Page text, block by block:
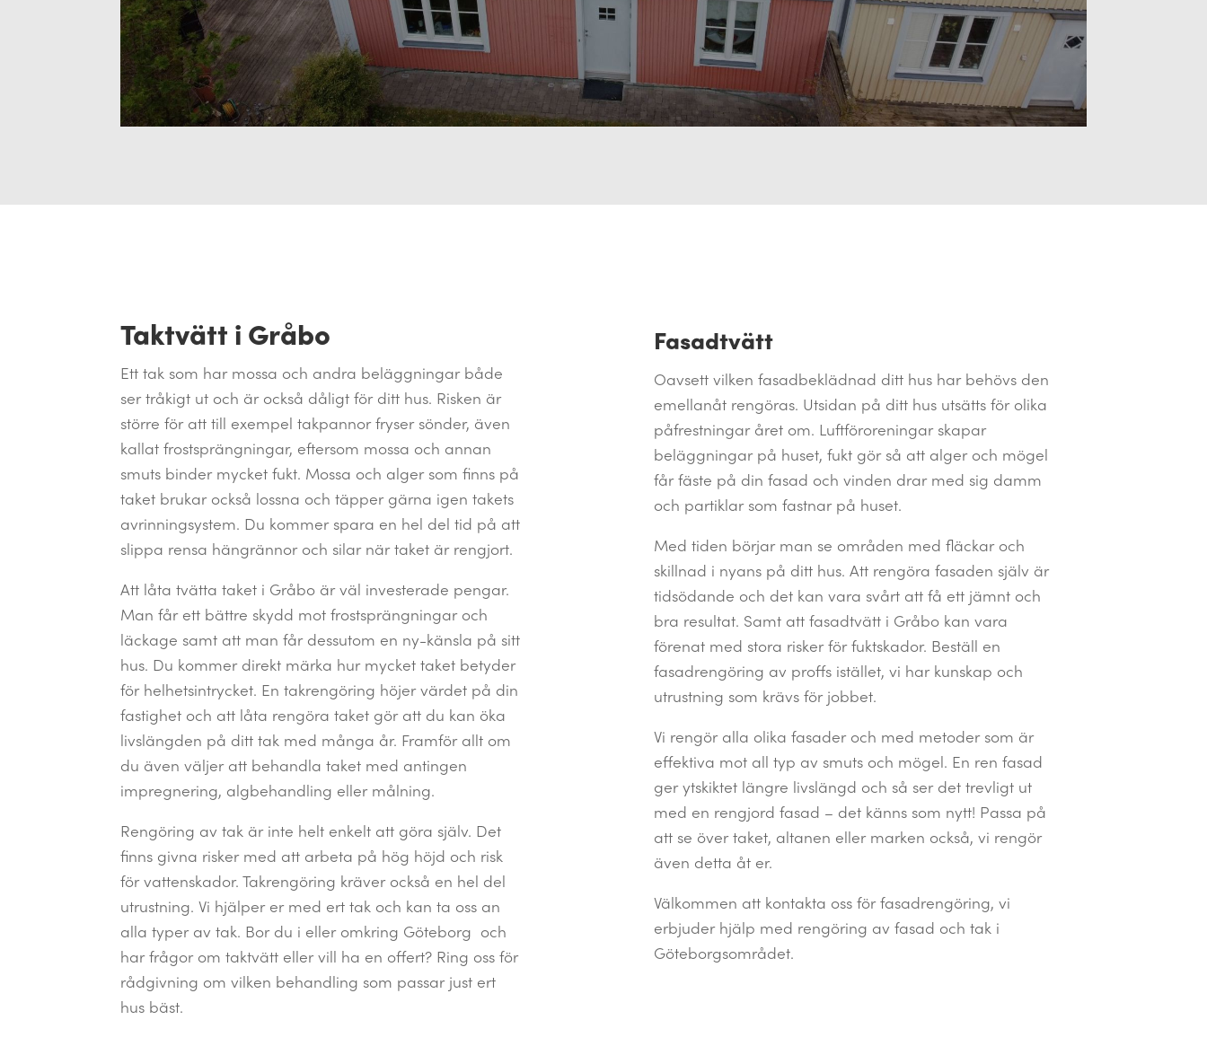
Taktvätt i Gråbo
Ett tak som har mossa och andra beläggningar både
ser tråkigt ut och är också dåligt för ditt hus. Risken är
större för att till exempel takpannor fryser sönder, även
kallat frostsprängningar, eftersom mossa och annan
smuts binder mycket fukt. Mossa och alger som finns på
taket brukar också lossna och täpper gärna igen takets
avrinningsystem. Du kommer spara en hel del tid på att
slippa rensa hängrännor och silar när taket är rengjort.
Att låta tvätta taket i Gråbo är väl investerade pengar.
Man får ett bättre skydd mot frostsprängningar och
läckage samt att man får dessutom en ny-känsla på sitt
hus. Du kommer direkt märka hur mycket taket betyder
för helhetsintrycket. En takrengöring höjer värdet på din
fastighet och att låta rengöra taket gör att du kan öka
livslängden på ditt tak med många år. Framför allt om
du även väljer att behandla taket med antingen
impregnering, algbehandling eller målning.
Rengöring av tak är inte helt enkelt att göra själv. Det
finns givna risker med att arbeta på hög höjd och risk
för vattenskador. Takrengöring kräver också en hel del
utrustning. Vi hjälper er med ert tak och kan ta oss an
alla typer av tak. Bor du i eller omkring Göteborg och
har frågor om taktvätt eller vill ha en offert? Ring oss för
rådgivning om vilken behandling som passar just ert
hus bäst.
Fasadtvätt
Oavsett vilken fasadbeklädnad ditt hus har behövs den
emellanåt rengöras. Utsidan på ditt hus utsätts för olika
påfrestningar året om. Luftföroreningar skapar
beläggningar på huset, fukt gör så att alger och mögel
får fäste på din fasad och vinden drar med sig damm
och partiklar som fastnar på huset.
Med tiden börjar man se områden med fläckar och
skillnad i nyans på ditt hus. Att rengöra fasaden själv är
tidsödande och det kan vara svårt att få ett jämnt och
bra resultat. Samt att fasadtvätt i Gråbo kan vara
förenat med stora risker för fuktskador. Beställ en
fasadrengöring av proffs istället, vi har kunskap och
utrustning som krävs för jobbet.
Vi rengör alla olika fasader och med metoder som är
effektiva mot all typ av smuts och mögel. En ren fasad
ger ytskiktet längre livslängd och så ser det trevligt ut
med en rengjord fasad – det känns som nytt! Passa på
att se över taket, altanen eller marken också, vi rengör
även detta åt er.
Välkommen att kontakta oss för fasadrengöring, vi
erbjuder hjälp med rengöring av fasad och tak i
Göteborgsområdet.